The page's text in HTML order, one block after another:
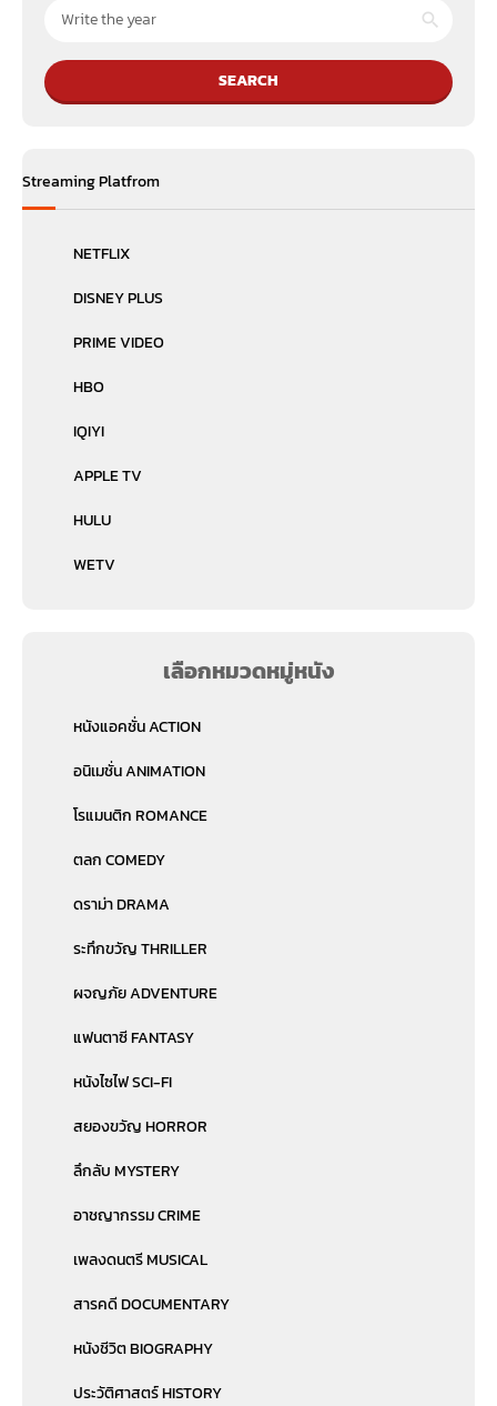
SEARCH
Streaming Platfrom
NETFLIX
DISNEY PLUS
PRIME VIDEO
HBO
IQIYI
APPLE TV
HULU
WETV
เลือกหมวดหมู่หนัง
หนังแอคชั่น ACTION
อนิเมชั่น ANIMATION
โรแมนติก ROMANCE
ตลก COMEDY
ดราม่า DRAMA
ระทึกขวัญ THRILLER
ผจญภัย ADVENTURE
แฟนตาซี FANTASY
หนังไซไฟ SCI-FI
สยองขวัญ HORROR
ลึกลับ MYSTERY
อาชญากรรม CRIME
เพลงดนตรี MUSICAL
สารคดี DOCUMENTARY
หนังชีวิต BIOGRAPHY
ประวัติศาสตร์ HISTORY